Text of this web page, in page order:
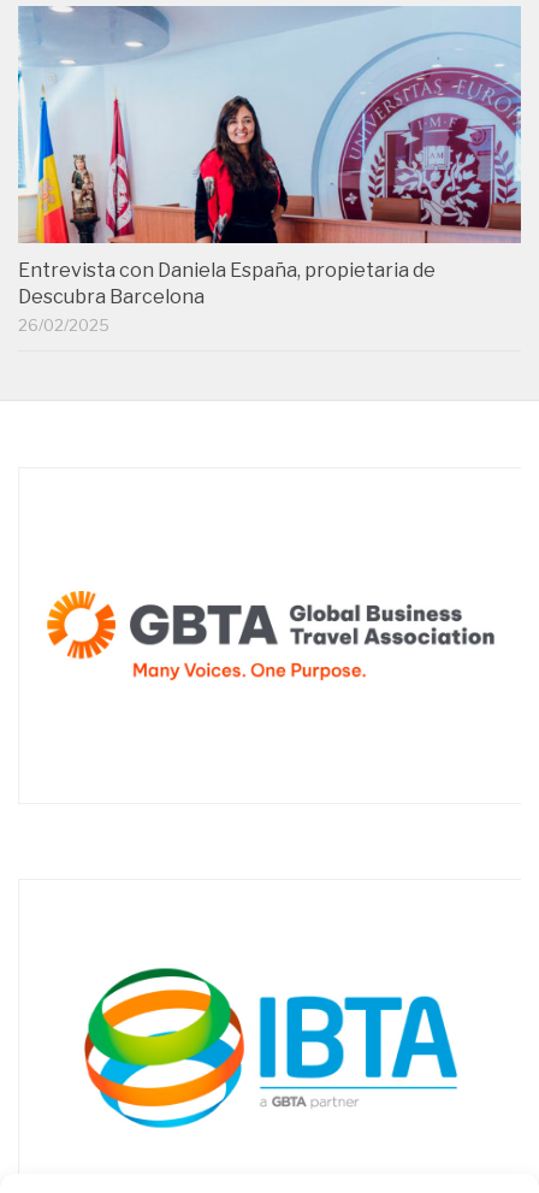
Entrevista con Daniela España, propietaria de
Descubra Barcelona
26/02/2025